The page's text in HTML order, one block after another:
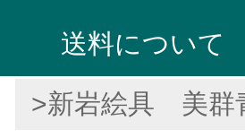
送料について
>新岩絵具 美